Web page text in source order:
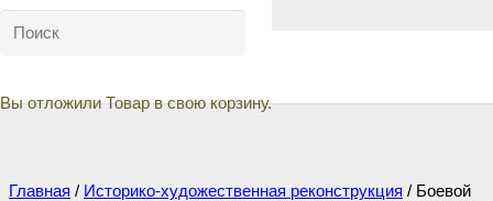
Вы отложилиТоварв свою корзину.
Главная / Историко-художественная реконструкция / Боевой